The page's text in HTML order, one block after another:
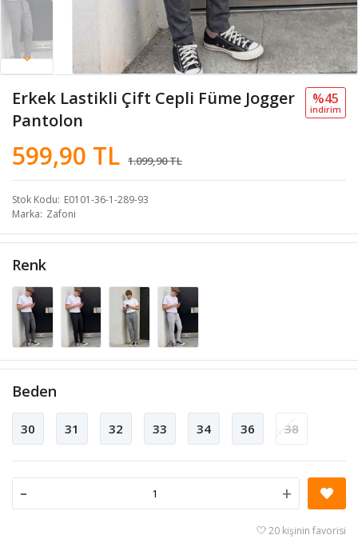
Erkek Lastikli Çift Cepli Füme Jogger
Pantolon
599,90 TL 1.099,90 TL
%45
i̇ndi̇ri̇m
Stok Kodu E0101-36-1-289-93
Marka Zafoni
Renk
Beden
30 31 32 33 34 36 38
- +
20 kişinin favorisi